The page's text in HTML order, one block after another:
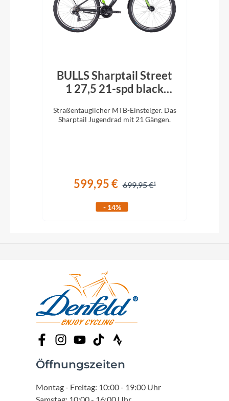
BULLS Sharptail Street
1 27,5 21-spd black
Straßentauglicher MTB-Einsteiger. Das
Sharptail Jugendrad mit 21 Gängen.
599,95 € 699,95 €
- 14%
Öffnungszeiten
Montag - Freitag: 10:00 - 19:00 Uhr